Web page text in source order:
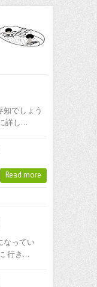
でしょう
詳し…
Read more
なってい
行き…